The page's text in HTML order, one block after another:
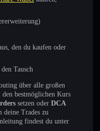
den du kaufen oder
Tausch
über alle großen
bestmöglichen Kurs
setzen oder DCA
deine Trades zu
findest du unter